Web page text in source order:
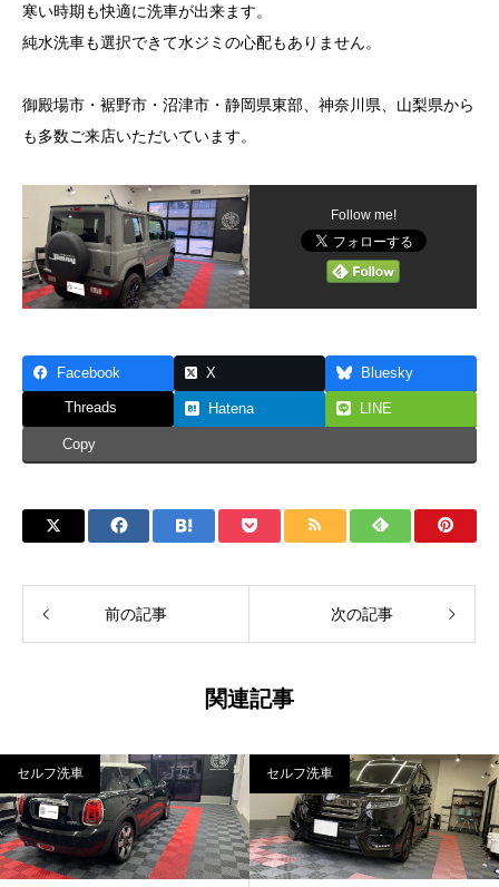
寒い時期も快適に洗車が出来ます。
純水洗車も選択できて水ジミの心配もありません。
御殿場市・裾野市・沼津市・静岡県東部、神奈川県、山梨県から
も多数ご来店いただいています。
Follow me!
Facebook X Bluesky
Threads Hatena LINE
Copy
前の記事 次の記事
関連記事
セルフ洗車 セルフ洗車